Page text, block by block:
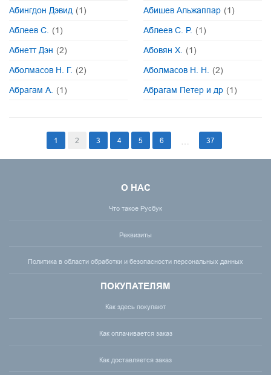
Абингдон Дэвид (1) Абишев Альжаппар (1)
Аблеев С. (1) Аблеев С. Р. (1)
Абнетт Дэн (2) Абовян Х. (1)
Аболмасов Н. Г. (2) Аболмасов Н. Н. (2)
Абрагам А. (1) Абрагам Петер и др (1)
1 2 3 4 5 6 37
О НАС
Что такое Русбук
Реквизиты
Политика в области обработки и безопасности персональных данных
ПОКУПАТЕЛЯМ
Как здесь покупают
Как оплачивается заказ
Как доставляется заказ